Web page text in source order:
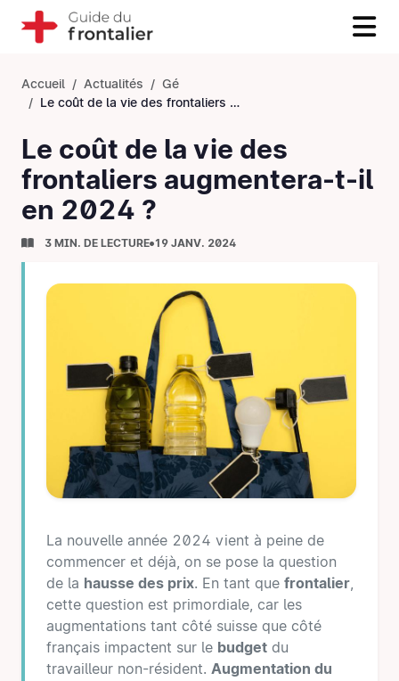
Accueil Actualités
Gé
Le coût de la vie des frontaliers augmentera-t-il en 2024 ?
Le coût de la vie des
frontaliers augmentera-t-il
en 2024 ?
3 MIN. DE LECTURE 19 JANV. 2024
La nouvelle année 2024 vient à peine de
commencer et déjà, on se pose la question
de la hausse des prix. En tant que frontalier,
cette question est primordiale, car les
augmentations tant côté suisse que côté
français impactent sur le budget du
travailleur non-résident. Augmentation du